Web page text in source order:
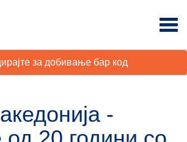
за добивање бар код
-